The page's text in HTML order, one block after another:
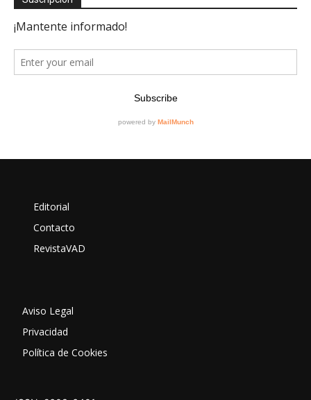
Editorial
Contacto
RevistaVAD
Aviso Legal
Privacidad
Política de Cookies